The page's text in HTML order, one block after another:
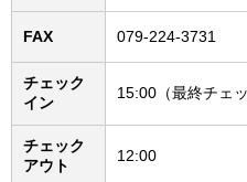
FAX 079-224-3731
チェック
イン
15:00（最終チェ
チェック
アウト
12:00